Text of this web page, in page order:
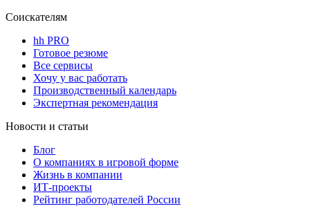
Соискателям
hh PRO
Готовое резюме
Все сервисы
Хочу у вас работать
Производственный календарь
Экспертная рекомендация
Новости и статьи
Блог
О компаниях в игровой форме
Жизнь в компании
ИТ-проекты
Рейтинг работодателей России